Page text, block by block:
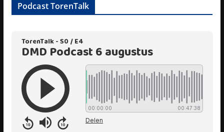
Podcast TorenTalk